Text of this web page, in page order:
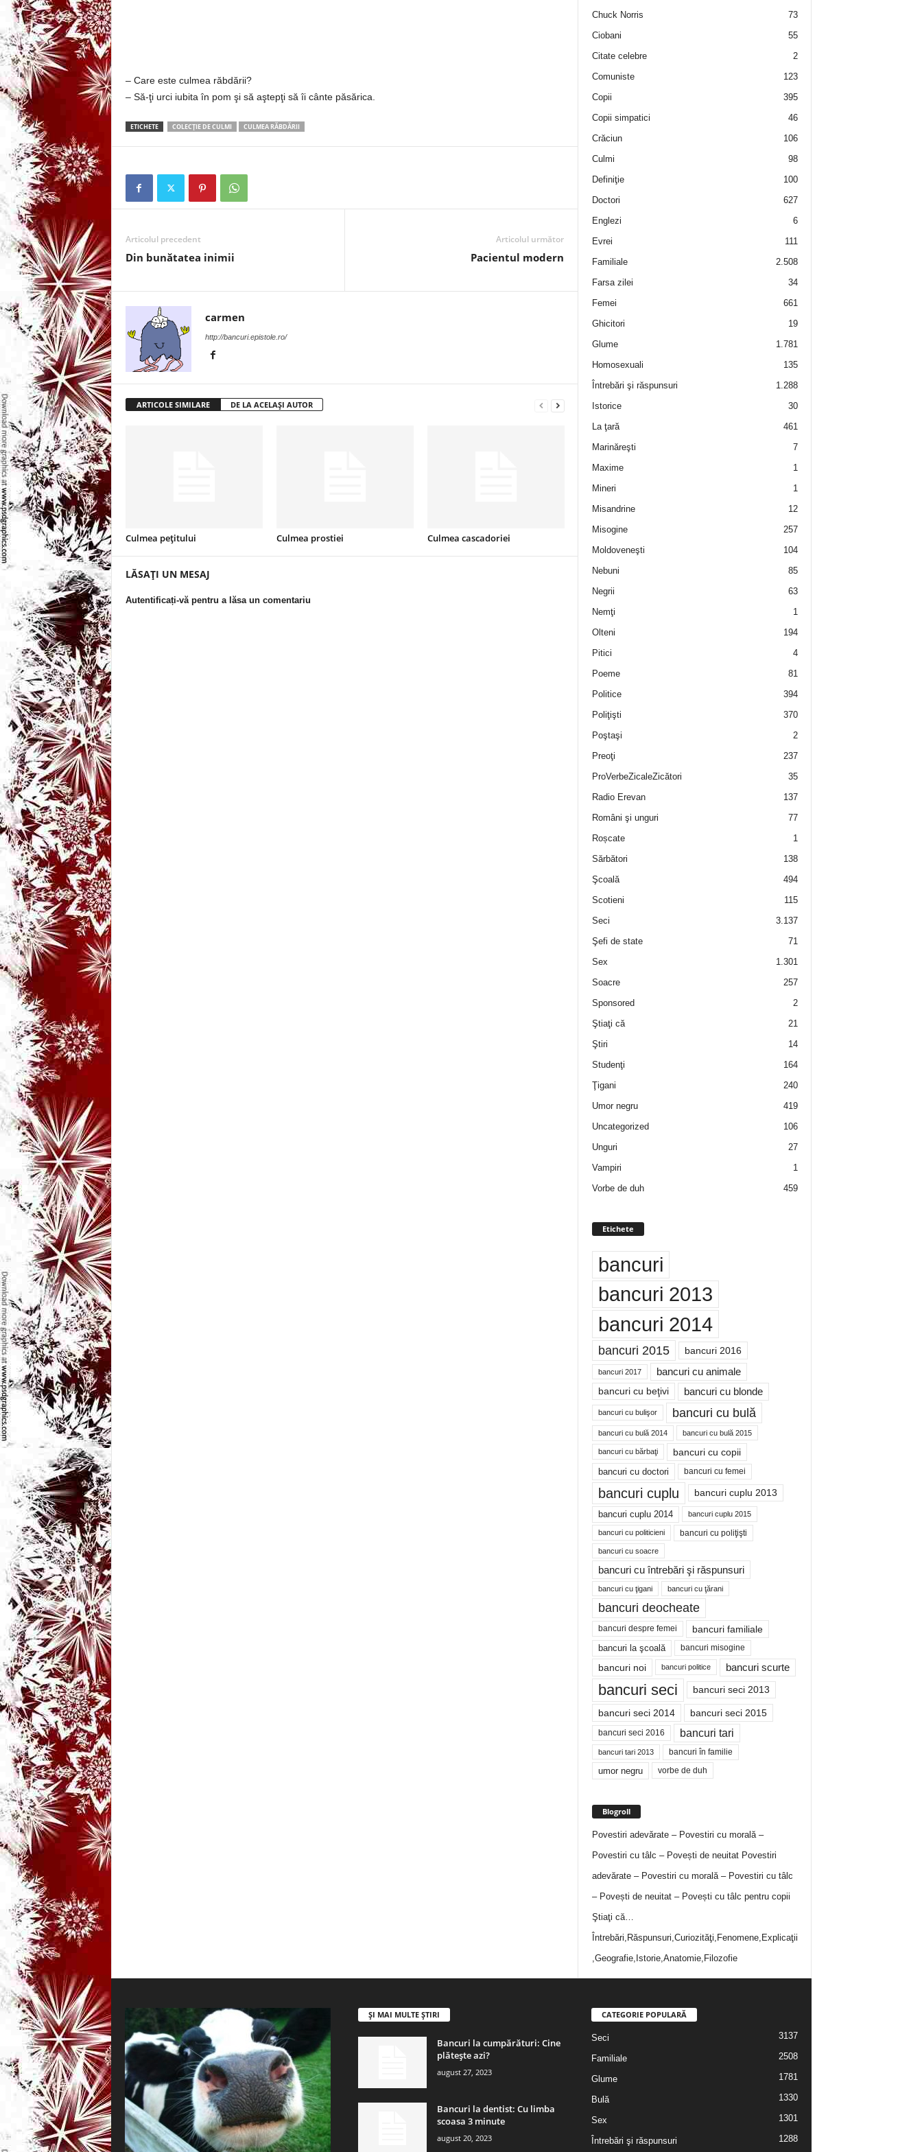
a
n
l
e
i
–
– Care este culmea răbdării?
– Să-ţi urci iubita în pom şi să aştepţi să îi cânte păsărica.
ETICHETE COLECŢIE DE CULMI CULMEA RĂBDĂRII
Articolul precedent
Din bunătatea inimii
Articolul următor
Pacientul modern
carmen
http://bancuri.epistole.ro/
ARTICOLE SIMILARE DE LA ACELAȘI AUTOR
Culmea peţitului Culmea prostiei Culmea cascadoriei
LĂSAȚI UN MESAJ
Autentificați-vă pentru a lăsa un comentariu
Chuck Norris
73
Ciobani
55
Citate celebre
2
Comuniste
123
Copii
395
Copii simpatici
46
Crăciun
106
Culmi
98
Definiţie
100
Doctori
627
Englezi
6
Evrei
111
Familiale
2.508
Farsa zilei
34
Femei
661
Ghicitori
19
Glume
1.781
Homosexuali
135
Întrebări şi răspunsuri
1.288
Istorice
30
La ţară
461
Marinăreşti
7
Maxime
1
Mineri
1
Misandrine
12
Misogine
257
Moldoveneşti
104
Nebuni
85
Negrii
63
Nemţi
1
Olteni
194
Pitici
4
Poeme
81
Politice
394
Poliţişti
370
Poştaşi
2
Preoţi
237
ProVerbeZicaleZicători
35
Radio Erevan
137
Români şi unguri
77
Roșcate
1
Sărbători
138
Şcoală
494
Scotieni
115
Seci
3.137
Şefi de state
71
Sex
1.301
Soacre
257
Sponsored
2
Ştiaţi că
21
Ştiri
14
Studenţi
164
Ţigani
240
Umor negru
419
Uncategorized
106
Unguri
27
Vampiri
1
Vorbe de duh
459
Etichete
bancuri
bancuri 2013
bancuri 2014
bancuri 2015 bancuri 2016
bancuri 2017 bancuri cu animale
bancuri cu beţivi bancuri cu blonde
bancuri cu bulişor bancuri cu bulă
bancuri cu bulă 2014 bancuri cu bulă 2015
bancuri cu bărbaţi bancuri cu copii
bancuri cu doctori bancuri cu femei
bancuri cuplu bancuri cuplu 2013
bancuri cuplu 2014 bancuri cuplu 2015
bancuri cu politicieni bancuri cu poliţişti
bancuri cu soacre
bancuri cu întrebări şi răspunsuri
bancuri cu ţigani bancuri cu ţărani
bancuri deocheate
bancuri despre femei bancuri familiale
bancuri la şcoală bancuri misogine
bancuri noi bancuri politice bancuri scurte
bancuri seci bancuri seci 2013
bancuri seci 2014 bancuri seci 2015
bancuri seci 2016 bancuri tari
bancuri tari 2013 bancuri în familie
umor negru vorbe de duh
Blogroll
Povestiri adevărate – Povestiri cu morală –
Povestiri cu tâlc – Povești de neuitatPovestiri
adevărate – Povestiri cu morală – Povestiri cu tâlc
– Povești de neuitat – Povești cu tâlc pentru copii
Ştiaţi că…
Întrebări,Răspunsuri,Curiozităţi,Fenomene,Explicaţii
,Geografie,Istorie,Anatomie,Filozofie
ȘI MAI MULTE ȘTIRI
Bancuri la cumpărături: Cine
plătește azi?
august 27, 2023
Bancuri la dentist: Cu limba
scoasa 3 minute
august 20, 2023
CATEGORIE POPULARĂ
Seci 3137
Familiale 2508
Glume 1781
Bulă 1330
Sex 1301
Întrebări şi răspunsuri 1288